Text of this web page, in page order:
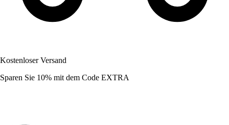
Kostenloser Versand
Sparen Sie 10% mit dem Code EXTRA